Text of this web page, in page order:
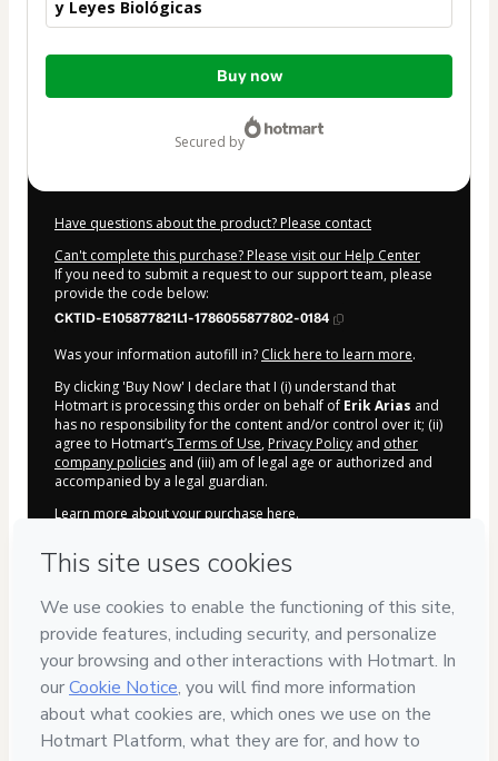
y Leyes Biológicas
Total
Buy now
secured by
Have questions about the product? Please contact
Can't complete this purchase? Please visit our Help Center
If you need to submit a request to our support team, please
provide the code below:
CKTID-E105877821L1-1786055877802-0184
Was your information autofill in? Click here to learn more.
By clicking 'Buy Now' I declare that I (i) understand that
Hotmart is processing this order on behalf of Erik Arias and
has no responsibility for the content and/or control over it; (ii)
agree to Hotmart’sTerms of Use, Privacy Policy and other
company policies and (iii) am of legal age or authorized and
accompanied by a legal guardian.
Learn more about your purchase here.
2026-08-06T22:37:59.951Z REF.
Privacy
Your information is 100% secure